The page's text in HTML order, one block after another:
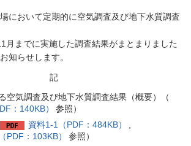
において定期的に空気調査及び地下水質調査
月までに実施した調査結果がまとまりました
知らせします。
記
空気調査及び地下水質調査結果（概要）（
：140KB）
参照）
資料1-1（PDF：484KB）
PDF：103KB）
参照）